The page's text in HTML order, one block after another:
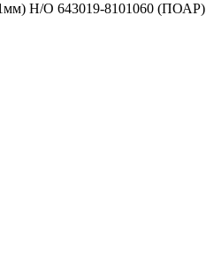
Н/О 643019-8101060 (ПОАР)